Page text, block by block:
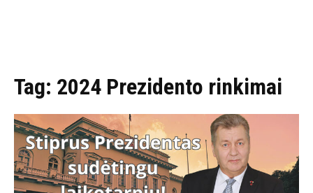
Tag: 2024 Prezidento rinkimai